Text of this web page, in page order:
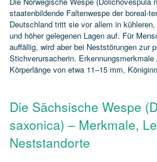
staatenbildende Faltenwespe der
Deutschland tritt sie vor allem in
und höher gelegenen Lagen auf. Für
auffällig, wird aber bei Neststörungen zur
Stichverursacherin.
Körperlänge von etwa 11–15 mm,
Die Sächsische Wespe
saxonica) – Merkmale,
Neststandorte